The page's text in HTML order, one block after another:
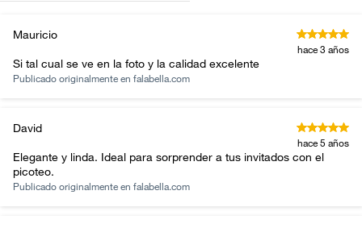
Mauricio
hace 3 años
Si tal cual se ve en la foto y la calidad excelente
Publicado originalmente en falabella.com
David
hace 5 años
Elegante y linda. Ideal para sorprender a tus invitados con el
picoteo.
Publicado originalmente en falabella.com